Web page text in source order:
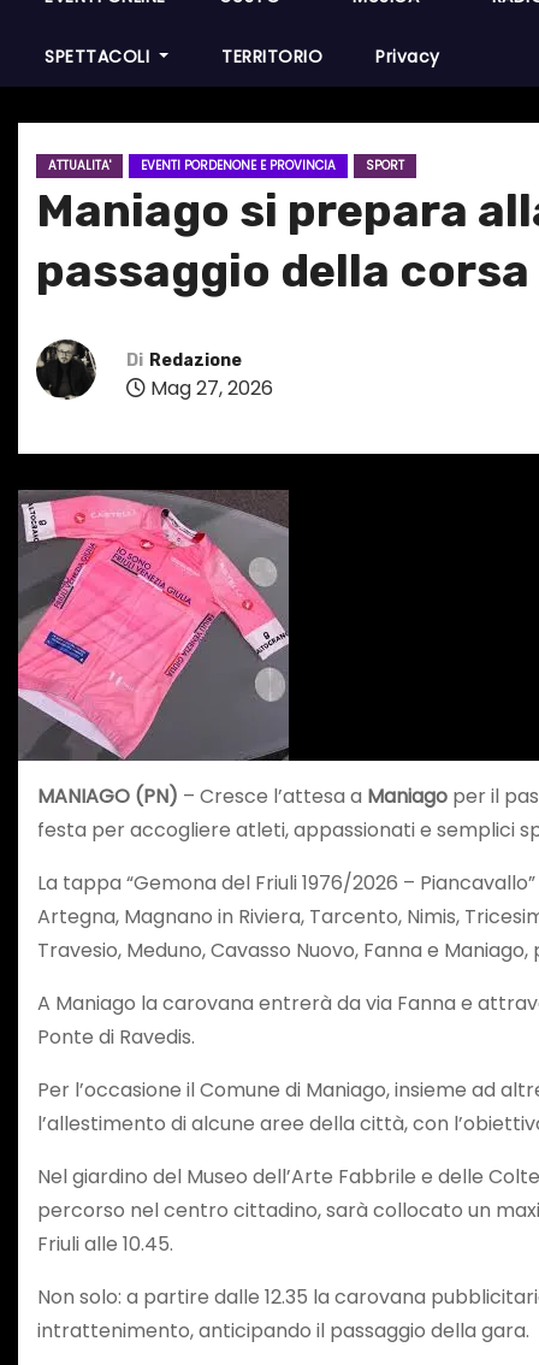
SPETTACOLI TERRITORIO Privacy
ATTUALITA' EVENTI PORDENONE E PROVINCIA SPORT
Maniago si prepara
passaggio della
Di Redazione
Mag 27, 2026
MANIAGO (PN) – Cresce l’attesa a Maniago per il
festa per accogliere atleti, appassionati e semplici
La tappa “Gemona del Friuli 1976/2026 –
Artegna, Magnano in Riviera, Tarcento, Nimis,
Travesio, Meduno, Cavasso Nuovo, Fanna e
A Maniago la carovana entrerà da via Fanna e
Ponte di Ravedis.
Per l’occasione il Comune di Maniago, insieme ad
l’allestimento di alcune aree della città, con
Nel giardino del Museo dell’Arte Fabbrile e delle
percorso nel centro cittadino, sarà collocato un
Friuli alle 10.45.
Non solo: a partire dalle 12.35 la carovana
intrattenimento, anticipando il passaggio della gara.